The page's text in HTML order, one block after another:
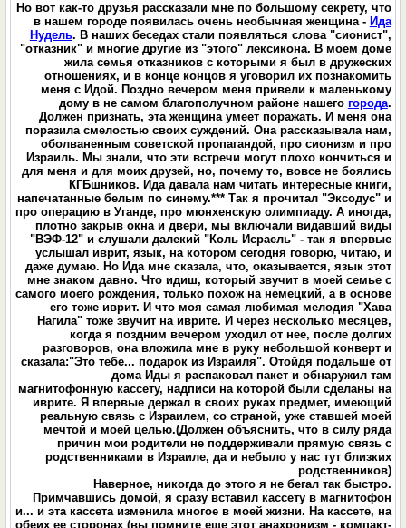
Но вот как-то друзья рассказали мне по большому секрету, что
в нашем городе появилась очень необычная женщина - Ида
Нудель. В наших беседах стали появляться слова "сионист",
"отказник" и многие другие из "этого" лексикона. В моем доме
жила семья отказников с которыми я был в дружеских
отношениях, и в конце концов я уговорил их познакомить
меня с Идой. Поздно вечером меня привели к маленькому
дому в не самом благополучном районе нашего города.
Должен признать, эта женщина умеет поражать. И меня она
поразила смелостью своих суждений. Она рассказывала нам,
оболваненным советской пропагандой, про сионизм и про
Израиль. Мы знали, что эти встречи могут плохо кончиться и
для меня и для моих друзей, но, почему то, вовсе не боялись
КГБшников. Ида давала нам читать интересные книги,
напечатанные белым по синему.*** Так я прочитал "Эксодус" и
про операцию в Уганде, про мюнхенскую олимпиаду. А иногда,
плотно закрыв окна и двери, мы включали видавший виды
"ВЭФ-12" и слушали далекий "Коль Исраель" - так я впервые
услышал иврит, язык, на котором сегодня говорю, читаю, и
даже думаю. Но Ида мне сказала, что, оказывается, язык этот
мне знаком давно. Что идиш, который звучит в моей семье с
самого моего рождения, только похож на немецкий, а в основе
его тоже иврит. И что моя самая любимая мелодия "Хава
Нагила" тоже звучит на иврите. И через несколько месяцев,
когда я поздним вечером уходил от нее, после долгих
разговоров, она вложила мне в руку небольшой конверт и
сказала:"Это тебе... подарок из Израиля". Отойдя подальше от
дома Иды я распаковал пакет и обнаружил там
магнитофонную кассету, надписи на которой были сделаны на
иврите. Я впервые держал в своих руках предмет, имеющий
реальную связь с Израилем, со страной, уже ставшей моей
мечтой и моей целью.(Должен объяснить, что в силу ряда
причин мои родители не поддерживали прямую связь с
родственниками в Израиле, да и небыло у нас тут близких
родственников)
Наверное, никогда до этого я не бегал так быстро.
Примчавшись домой, я сразу вставил кассету в магнитофон
и... и эта кассета изменила многое в моей жизни. На кассете, на
обеих ее сторонах (вы помните еще этот анахронизм - компакт-